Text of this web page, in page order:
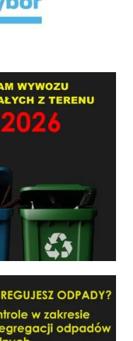
Z TERENU GMINY RYTRO W 2026